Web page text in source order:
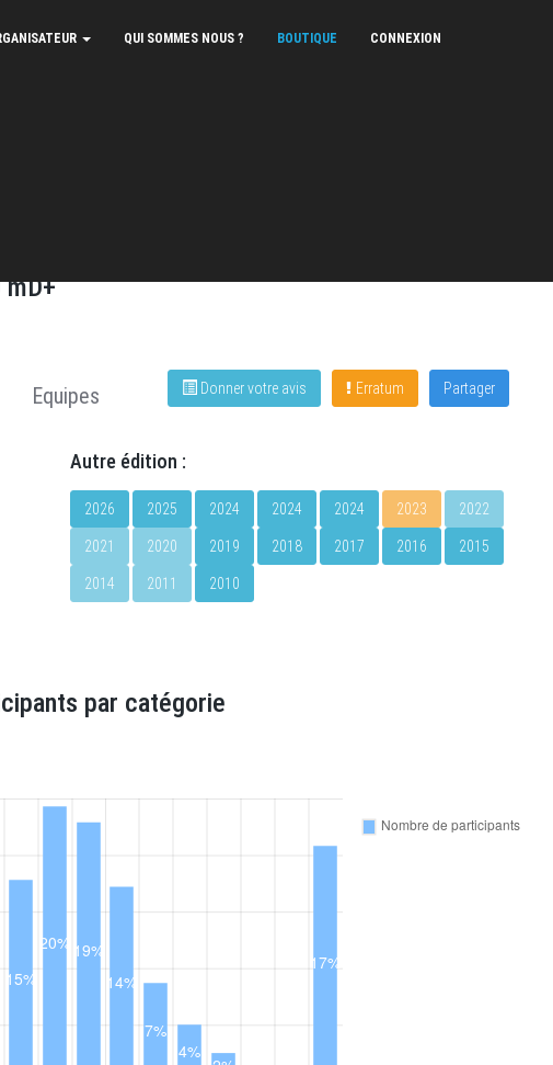
QUI SOMMES NOUS ? BOUTIQUE CONNEXION
Partager
Erratum
Donner votre avis
Equipes
Autre édition :
2026 2025 2024 2024 2024 2023 2022
2021 2020 2019 2018 2017 2016 2015
2014 2011 2010
par catégorie